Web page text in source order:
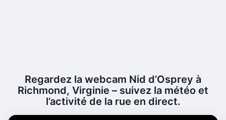
Regardez la webcam Nid d’Osprey à
Richmond, Virginie – suivez la météo et
l’activité de la rue en direct.